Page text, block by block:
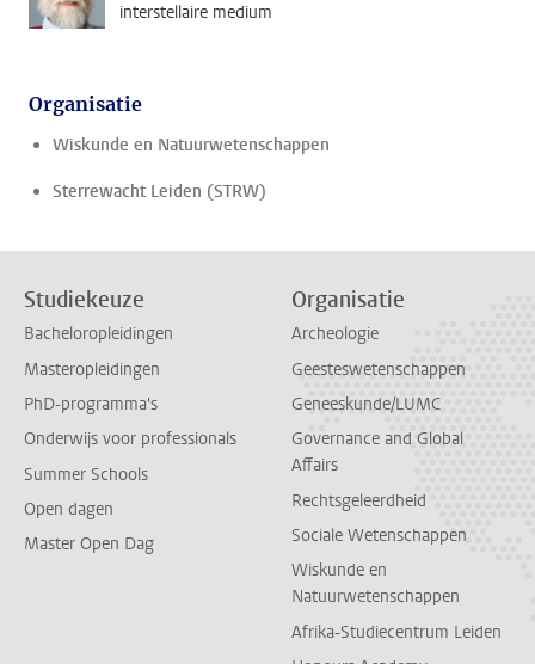
interstellaire medium
Organisatie
Wiskunde en Natuurwetenschappen
Sterrewacht Leiden (STRW)
Studiekeuze
Bacheloropleidingen
Masteropleidingen
PhD-programma's
Onderwijs voor professionals
Summer Schools
Open dagen
Master Open Dag
Organisatie
Archeologie
Geesteswetenschappen
Geneeskunde/LUMC
Governance and Global
Affairs
Rechtsgeleerdheid
Sociale Wetenschappen
Wiskunde en
Natuurwetenschappen
Afrika-Studiecentrum Leiden